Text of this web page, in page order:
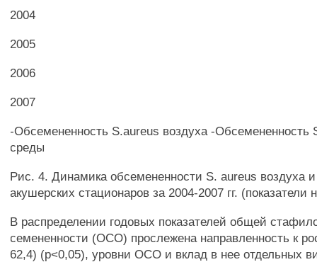
2004
2005
2006
2007
-Обсемененность S.aureus воздуха -Обсемененность
среды
Рис. 4. Динамика обсемененности S. aureus воздуха
акушерских стационаров за 2004-2007 гг. (показатели
В распределении годовых показателей общей
семененности (ОСО) прослежена направленность к
62,4) (р<0,05), уровни ОСО и вклад в нее отдельных